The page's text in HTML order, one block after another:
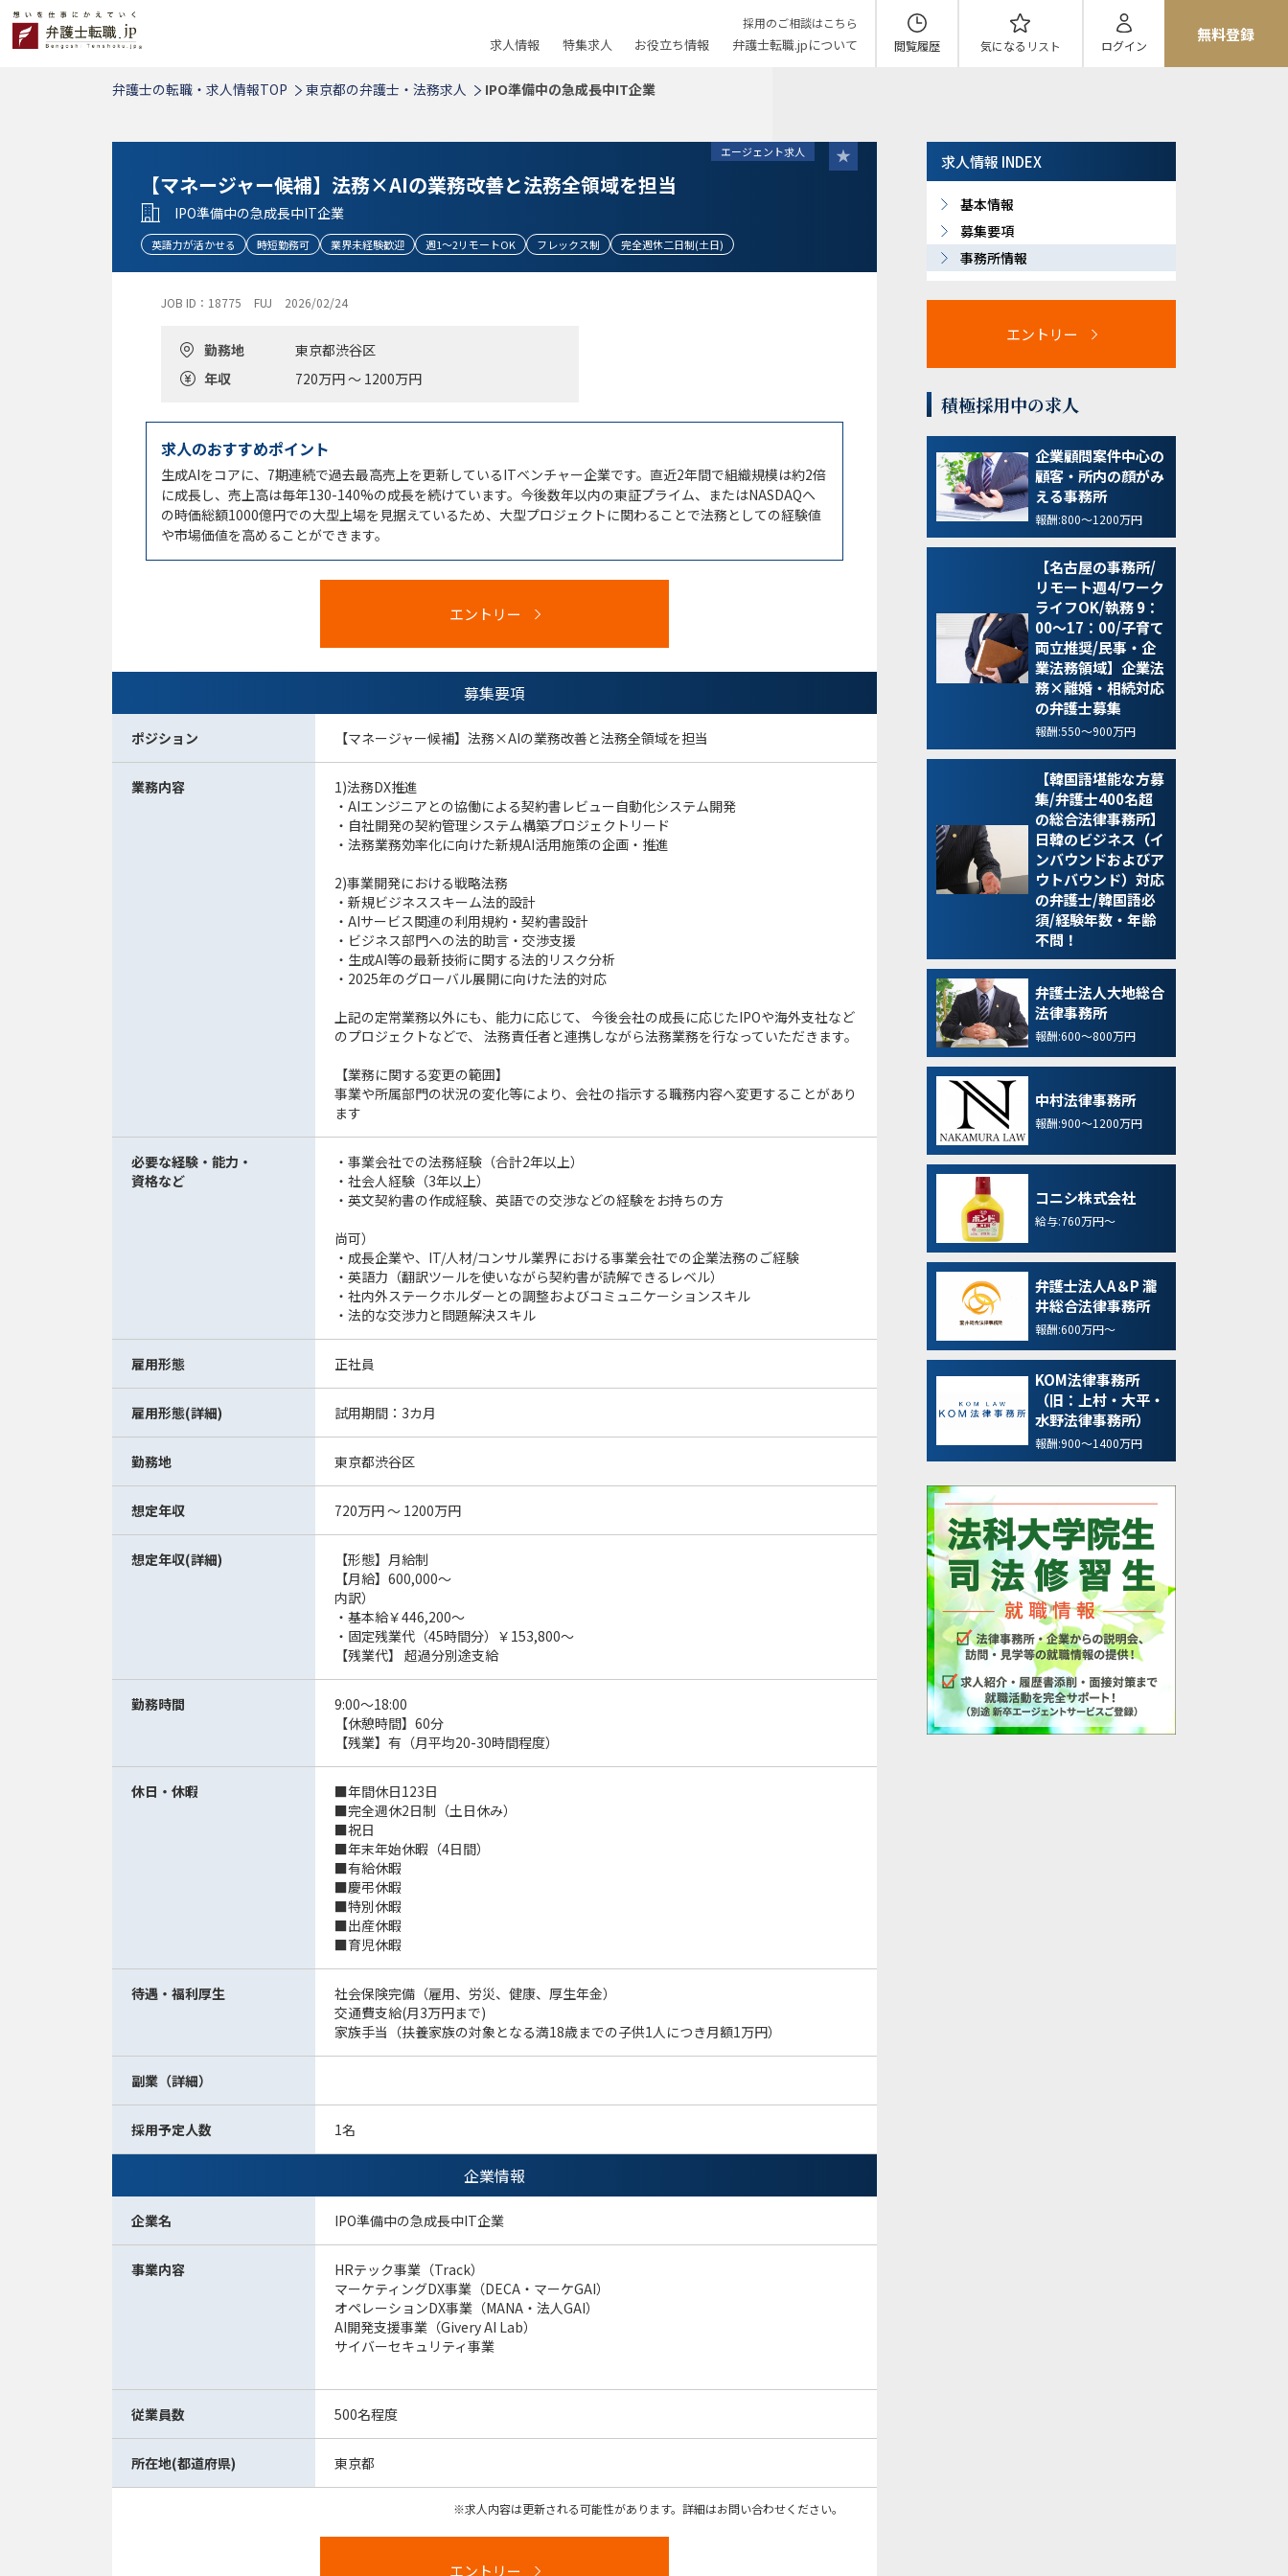
採用のご相談はこちら
求人情報 特集求人 お役立ち情報 弁護士転職.jpについて 閲覧履歴 気になる リスト ログイン
無料登録
弁護士の転職・求人情報TOP 東京都の弁護士・法務求人 IPO準備中の急成長中IT企業
エージェント求人
【マネージャー候補】法務×AIの業務改善と法務全領域を担当
IPO準備中の急成長中IT企業
英語力が活かせる 時短勤務可 業界未経験歓迎 週1～2リモートOK フレックス制 完全週休二日制(土日)
JOB ID：18775 FUJ 2026/02/24
勤務地
東京都渋谷区
年収
720万円 ～ 1200万円
求人のおすすめポイント
生成AIをコアに、7期連続で過去最高売上を更新しているITベンチャー企業です。直近2年間で組織規模は約2倍
に成長し、売上高は毎年130-140%の成長を続けています。今後数年以内の東証プライム、またはNASDAQへ
の時価総額1000億円での大型上場を見据えているため、大型プロジェクトに関わることで法務としての経験値
や市場価値を高めることができます。
エントリー
募集要項
ポジション 【マネージャー候補】法務×AIの業務改善と法務全領域を担当
業務内容
1)法務DX推進
・AIエンジニアとの協働による契約書レビュー自動化システム開発
・自社開発の契約管理システム構築プロジェクトリード
・法務業務効率化に向けた新規AI活用施策の企画・推進
2)事業開発における戦略法務
・新規ビジネススキーム法的設計
・AIサービス関連の利用規約・契約書設計
・ビジネス部門への法的助言・交渉支援
・生成AI等の最新技術に関する法的リスク分析
・2025年のグローバル展開に向けた法的対応
上記の定常業務以外にも、能力に応じて、 今後会社の成長に応じたIPOや海外支社など
のプロジェクトなどで、 法務責任者と連携しながら法務業務を行なっていただきます。
【業務に関する変更の範囲】
事業や所属部門の状況の変化等により、会社の指示する職務内容へ変更することがあり
ます
必要な経験・能力・
資格など
・事業会社での法務経験（合計2年以上）
・社会人経験（3年以上）
・英文契約書の作成経験、英語での交渉などの経験をお持ちの方
尚可）
・成長企業や、IT/人材/コンサル業界における事業会社での企業法務のご経験
・英語力（翻訳ツールを使いながら契約書が読解できるレベル）
・社内外ステークホルダーとの調整およびコミュニケーションスキル
・法的な交渉力と問題解決スキル
雇用形態 正社員
雇用形態(詳細) 試用期間：3カ月
勤務地 東京都渋谷区
想定年収 720万円 ～ 1200万円
想定年収(詳細)
【形態】月給制
【月給】600,000～
内訳）
・基本給￥446,200～
・固定残業代（45時間分）￥153,800～
【残業代】 超過分別途支給
勤務時間
9:00～18:00
【休憩時間】60分
【残業】有（月平均20-30時間程度）
休日・休暇
■年間休日123日
■完全週休2日制（土日休み）
■祝日
■年末年始休暇（4日間）
■有給休暇
■慶弔休暇
■特別休暇
■出産休暇
■育児休暇
待遇・福利厚生
社会保険完備（雇用、労災、健康、厚生年金）
交通費支給(月3万円まで)
家族手当（扶養家族の対象となる満18歳までの子供1人につき月額1万円）
副業（詳細）
採用予定人数 1名
企業情報
企業名 IPO準備中の急成長中IT企業
事業内容
HRテック事業（Track）
マーケティングDX事業（DECA・マーケGAI）
オペレーションDX事業（MANA・法人GAI）
AI開発支援事業（Givery AI Lab）
サイバーセキュリティ事業
従業員数 500名程度
所在地(都道府県) 東京都
求人内容は更新される可能性があります。詳細はお問い合わせください。
エントリー
求人情報 INDEX
基本情報
募集要項
事務所情報
エントリー
積極採用中の求人
企業顧問案件中心の
顧客・所内の顔がみ
える事務所
報酬:800～1200万円
【名古屋の事務所/
リモート週4/ワーク
ライフOK/執務 9：
00～17：00/子育て
両立推奨/民事・企
業法務領域】企業法
務×離婚・相続対応
の弁護士募集
報酬:550～900万円
【韓国語堪能な方募
集/弁護士400名超
の総合法律事務所】
日韓のビジネス（イ
ンバウンドおよびア
ウトバウンド）対応
の弁護士/韓国語必
須/経験年数・年齢
不問！
弁護士法人大地総合
法律事務所
報酬:600～800万円
中村法律事務所
報酬:900～1200万円
コニシ株式会社
給与:760万円～
弁護士法人A＆P 瀧
井総合法律事務所
報酬:600万円～
KOM法律事務所
（旧：上村・大平・
水野法律事務所）
報酬:900～1400万円